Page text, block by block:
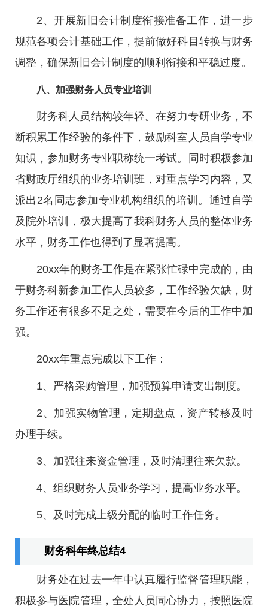
2、开展新旧会计制度衔接准备工作，进一步
规范各项会计基础工作，提前做好科目转换与财务
调整，确保新旧会计制度的顺利衔接和平稳过度。
八、加强财务人员专业培训
财务科人员结构较年轻。在努力专研业务，不
断积累工作经验的条件下，鼓励科室人员自学专业
知识，参加财务专业职称统一考试。同时积极参加
省财政厅组织的业务培训班，对重点学习内容，又
派出2名同志参加专业机构组织的培训。通过自学
及院外培训，极大提高了我科财务人员的整体业务
水平，财务工作也得到了显著提高。
20xx年的财务工作是在紧张忙碌中完成的，由
于财务科新参加工作人员较多，工作经验欠缺，财
务工作还有很多不足之处，需要在今后的工作中加
强。
20xx年重点完成以下工作：
1、严格采购管理，加强预算申请支出制度。
2、加强实物管理，定期盘点，资产转移及时
办理手续。
3、加强往来资金管理，及时清理往来欠款。
4、组织财务人员业务学习，提高业务水平。
5、及时完成上级分配的临时工作任务。
财务科年终总结4
财务处在过去一年中认真履行监督管理职能，
积极参与医院管理，全处人员同心协力，按照医院